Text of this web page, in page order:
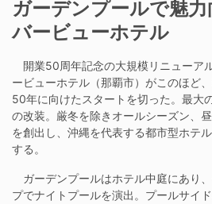
ガーデンプールで魅
バービューホテル
開業50周年記念の大規模リニューア
ービューホテル（那覇市）がこのほど
50年に向けたスタートを切った。最大
の改装。厳冬を除きオールシーズン、
を創出し、沖縄を代表する都市型ホテ
する。
ガーデンプールはホテル中庭にあり
プでナイトプールを演出。プールサイ